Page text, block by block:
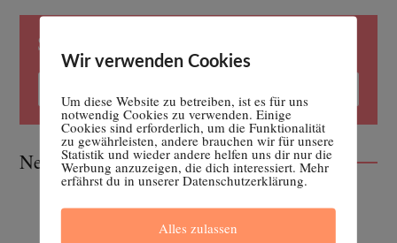
Suche
Neueste Beiträge
Wir sind wieder da!
27. APRIL 2026
Wir verwenden Cookies
Um diese Website zu betreiben, ist es für uns
notwendig Cookies zu verwenden. Einige
Cookies sind erforderlich, um die Funktionalität
zu gewährleisten, andere brauchen wir für unsere
Statistik und wieder andere helfen uns dir nur die
Werbung anzuzeigen, die dich interessiert. Mehr
erfährst du in unserer Datenschutzerklärung.
Alles zulassen